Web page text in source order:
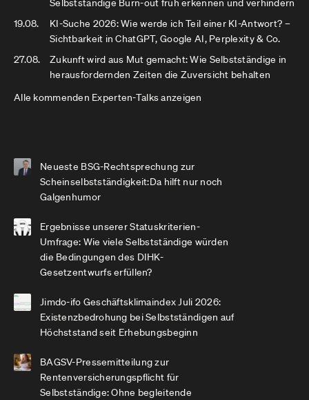
Selbstständige Burn-out früh erkennen und verhindern
19.08.
KI-Suche 2026: Wie werde ich Teil einer KI-Antwort? –
Sichtbarkeit in ChatGPT, Google AI, Perplexity & Co.
27.08.
Zukunft wird aus Mut gemacht: Wie Selbstständige in
herausfordernden Zeiten die Zuversicht behalten
Alle kommenden Experten-Talks anzeigen
Neueste BSG-Rechtsprechung zur
Scheinselbstständigkeit:Da hilft nur noch
Galgenhumor
Ergebnisse unserer Statuskriterien-
Umfrage: Wie viele Selbstständige würden
die Bedingungen des DIHK-
Gesetzentwurfs erfüllen?
Jimdo-ifo Geschäftsklimaindex Juli 2026:
Existenzbedrohung bei Selbstständigen auf
Höchststand seit Erhebungsbeginn
BAGSV-Pressemitteilung zur
Rentenversicherungspflicht für
Selbstständige: Ohne begleitende